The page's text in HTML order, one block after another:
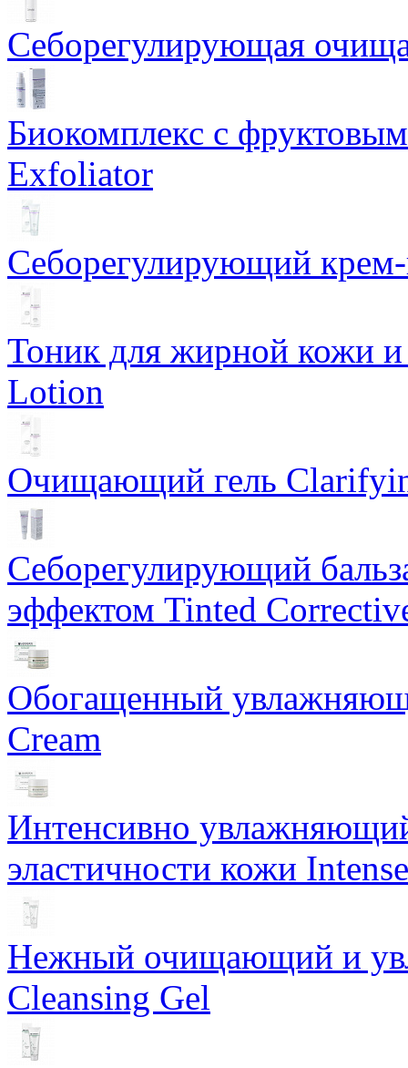
Себорегулирующая
Биокомплекс с
Exfoliator
Себорегулирующий
Тоник для жирной кожи
Lotion
Очищающий гель
Себорегулирующий
эффектом Tinted
Обогащенный
Cream
Интенсивно
эластичности кожи
Нежный очищающий и
Cleansing Gel